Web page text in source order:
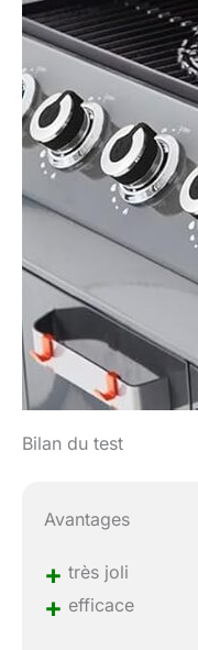
Bilan du test
Avantages
+ très joli
+ efficace